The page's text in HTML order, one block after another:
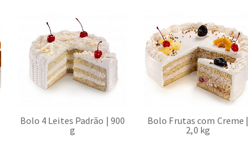
Bolo 4 Leites Padrão | 900
g
Bolo Frutas com Creme |
2,0 kg